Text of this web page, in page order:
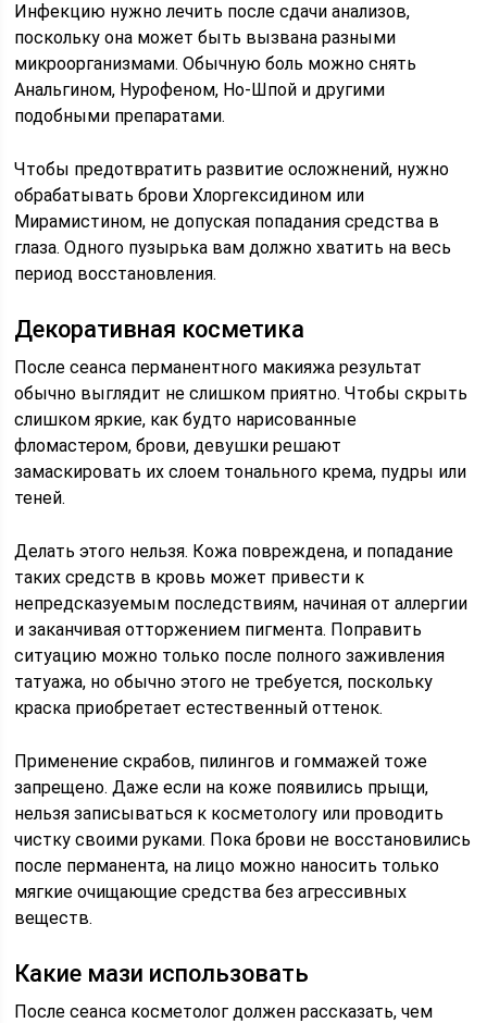
Инфекцию нужно лечить после сдачи анализов,
поскольку она может быть вызвана разными
микроорганизмами. Обычную боль можно снять
Анальгином, Нурофеном, Но-Шпой и другими
подобными препаратами.
Чтобы предотвратить развитие осложнений, нужно
обрабатывать брови Хлоргексидином или
Мирамистином, не допуская попадания средства в
глаза. Одного пузырька вам должно хватить на весь
период восстановления.
Декоративная косметика
После сеанса перманентного макияжа результат
обычно выглядит не слишком приятно. Чтобы скрыть
слишком яркие, как будто нарисованные
фломастером, брови, девушки решают
замаскировать их слоем тонального крема, пудры или
теней.
Делать этого нельзя. Кожа повреждена, и попадание
таких средств в кровь может привести к
непредсказуемым последствиям, начиная от аллергии
и заканчивая отторжением пигмента. Поправить
ситуацию можно только после полного заживления
татуажа, но обычно этого не требуется, поскольку
краска приобретает естественный оттенок.
Применение скрабов, пилингов и гоммажей тоже
запрещено. Даже если на коже появились прыщи,
нельзя записываться к косметологу или проводить
чистку своими руками. Пока брови не восстановились
после перманента, на лицо можно наносить только
мягкие очищающие средства без агрессивных
веществ.
Какие мази использовать
После сеанса косметолог должен рассказать, чем